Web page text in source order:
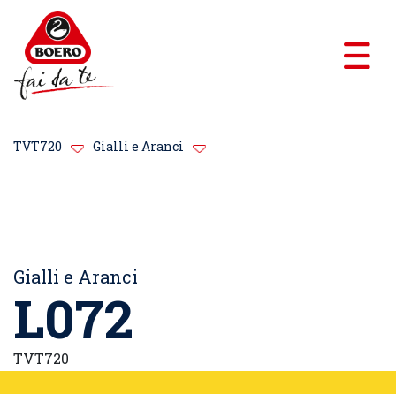
TVT720 Gialli e Aranci
Gialli e Aranci
L072
TVT720